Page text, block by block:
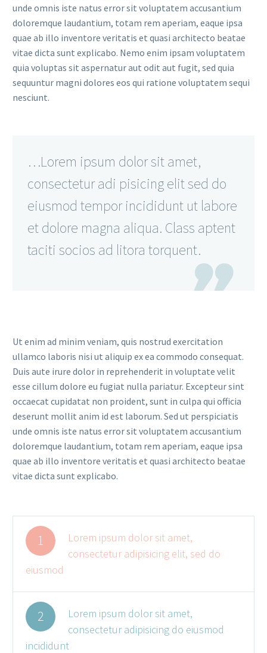
unde omnis iste natus error sit voluptatem accusantium
doloremque laudantium, totam rem aperiam, eaque ipsa
quae ab illo inventore veritatis et quasi architecto beatae
vitae dicta sunt explicabo. Nemo enim ipsam voluptatem
quia voluptas sit aspernatur aut odit aut fugit, sed quia
sequuntur magni dolores eos qui ratione voluptatem sequi
nesciunt.
…Lorem ipsum dolor sit amet,
consectetur adi pisicing elit sed do
eiusmod tempor incididunt ut labore
et dolore magna aliqua. Class aptent
taciti socios ad litora torquent.

Ut enim ad minim veniam, quis nostrud exercitation
ullamco laboris nisi ut aliquip ex ea commodo consequat.
Duis aute irure dolor in reprehenderit in voluptate velit
esse cillum dolore eu fugiat nulla pariatur. Excepteur sint
occaecat cupidatat non proident, sunt in culpa qui officia
deserunt mollit anim id est laborum. Sed ut perspiciatis
unde omnis iste natus error sit voluptatem accusantium
doloremque laudantium, totam rem aperiam, eaque ipsa
quae ab illo inventore veritatis et quasi architecto beatae
vitae dicta sunt explicabo.
1
Lorem ipsum dolor sit amet,
consectetur adipisicing elit, sed do
eiusmod
2
Lorem ipsum dolor sit amet,
consectetur adipisicing do eiusmod
incididunt